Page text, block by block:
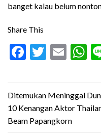
banget kalau belum
Share This
Facebook
Twitter
Ditemukan Meninggal
10 Kenangan Aktor
Beam Papangkorn